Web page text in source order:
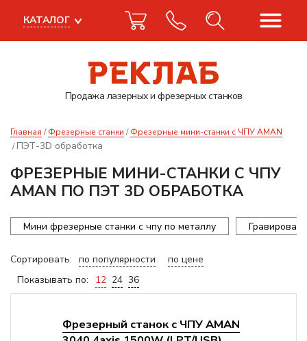
Продажа лазерныхи фрезерных станков
КАТАЛОГ
Главная Фрезерные станки Фрезерные мини-станки с ЧПУ AMAN
ПЭТ-3D обработка
ФРЕЗЕРНЫЕ МИНИ-СТАНКИ С ЧПУ
AMAN ПО ПЭТ 3D ОБРАБОТКА
Мини фрезерные станки с чпу по металлу
Сортировать: по популярности
по цене
Показывать по:
12 24 36
Фрезерный станок с ЧПУ AMAN